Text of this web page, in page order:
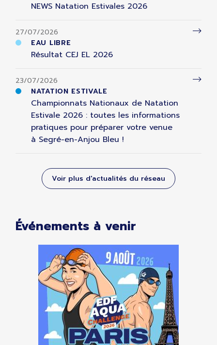
NEWS Natation Estivales 2026
27/07/2026
EAU LIBRE
Résultat CEJ EL 2026
23/07/2026
NATATION ESTIVALE
Championnats Nationaux de Natation
Estivale 2026 : toutes les informations
pratiques pour préparer votre venue
à Segré-en-Anjou Bleu !
Voir plus d'actualités du réseau
Événements à venir